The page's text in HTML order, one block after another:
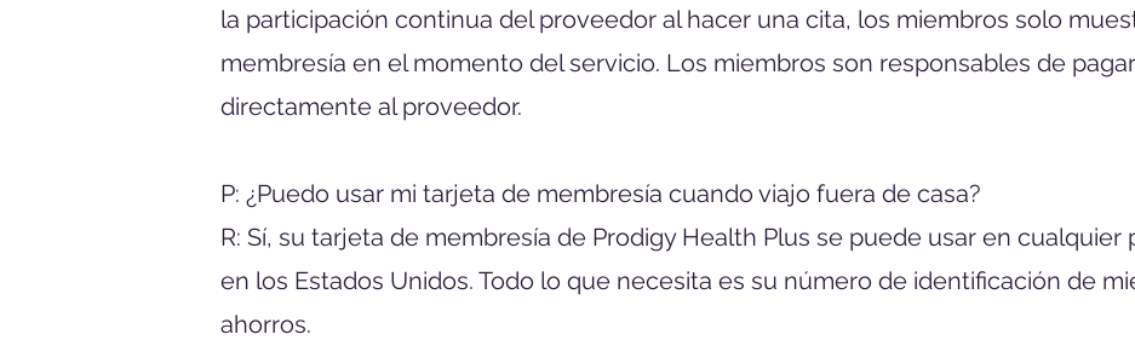
la participación continua del proveedor al hacer una cita, los miembros solo
membresía en el momento del servicio. Los miembros son responsables de
directamente al proveedor.
P: ¿Puedo usar mi tarjeta de membresía cuando viajo fuera de casa?
R: Sí, su tarjeta de membresía de Prodigy Health Plus se puede usar en
en los Estados Unidos. Todo lo que necesita es su número de identificación de
ahorros.